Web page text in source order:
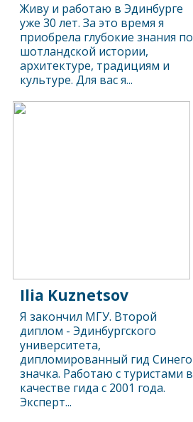
Живу и работаю в Эдинбурге
уже 30 лет. За это время я
приобрела глубокие знания по
шотландской истории,
архитектуре, традициям и
культуре. Для вас я...
Ilia Kuznetsov
Я закончил МГУ. Второй
диплом - Эдинбургского
университета,
дипломированный гид Синего
значка. Работаю с туристами в
качестве гида с 2001 года.
Эксперт...